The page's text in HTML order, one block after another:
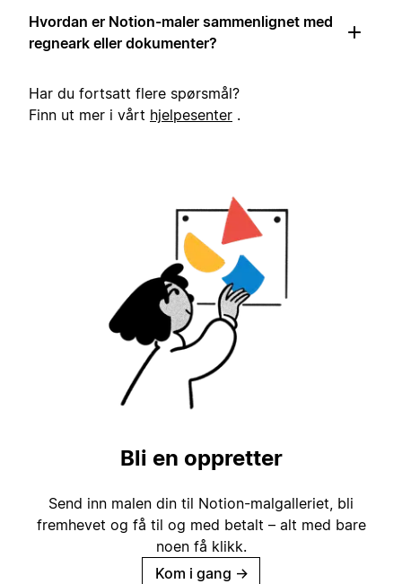
Hvordan er Notion-maler sammenlignet med
regneark eller dokumenter?
Har du fortsatt flere spørsmål?
Finn ut mer i vårt hjelpesenter .
Bli en oppretter
Send inn malen din til Notion-malgalleriet, bli
fremhevet og få til og med betalt – alt med bare
noen få klikk.
Kom i gang →